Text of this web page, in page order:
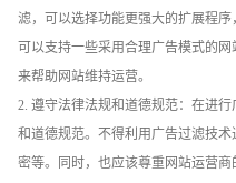
滤，可以选择功能更强大的扩展程
可以支持一些采用合理广告模式的
来帮助网站维持运营。
2. 遵守法律法规和道德规范：在进
和道德规范。不得利用广告过滤技
密等。同时，也应该尊重网站运营